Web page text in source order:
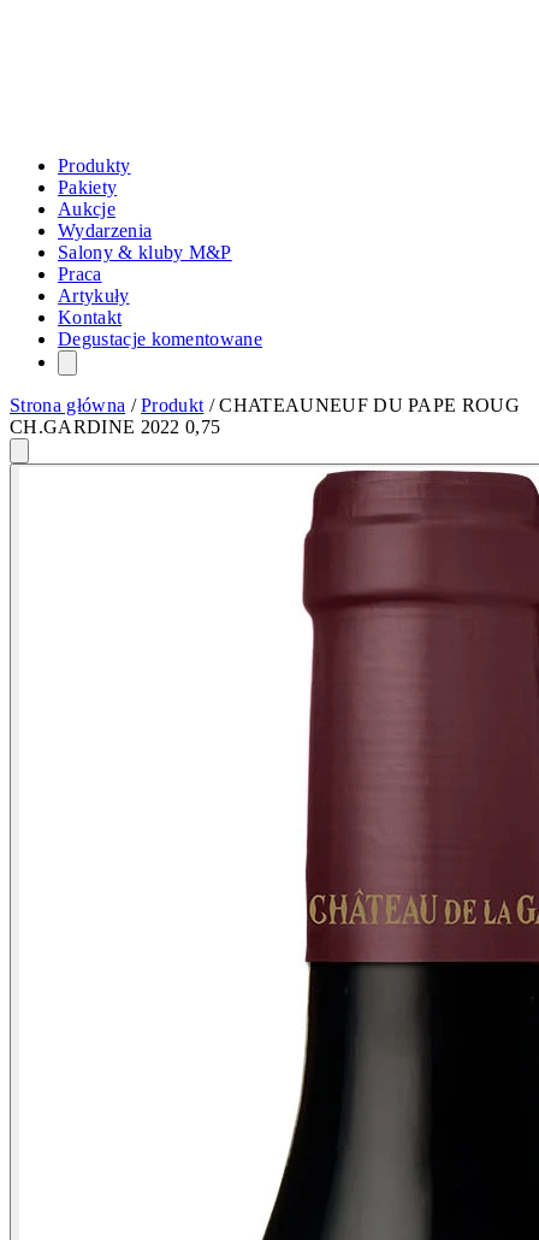
Produkty
Pakiety
Aukcje
Wydarzenia
Salony & kluby M&P
Praca
Artykuły
Kontakt
Degustacje komentowane
Strona główna /Produkt /CHATEAUNEUF DU PAPE ROUG
CH.GARDINE 2022 0,75